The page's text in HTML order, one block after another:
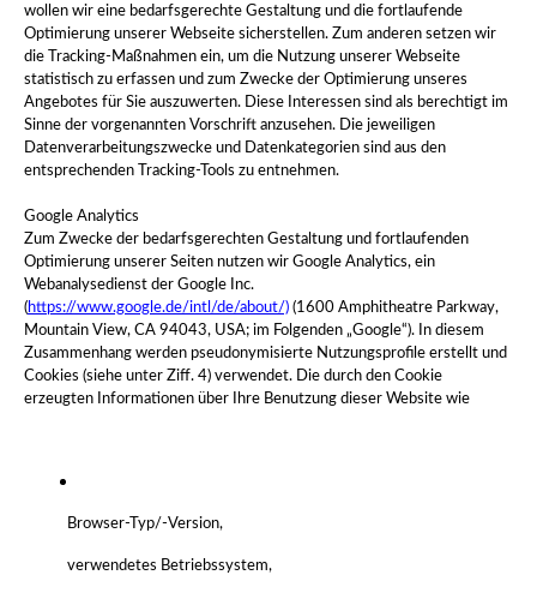
wollen wir eine bedarfsgerechte Gestaltung und die fortlaufende
Optimierung unserer Webseite sicherstellen. Zum anderen setzen wir
die Tracking-Maßnahmen ein, um die Nutzung unserer Webseite
statistisch zu erfassen und zum Zwecke der Optimierung unseres
Angebotes für Sie auszuwerten. Diese Interessen sind als berechtigt im
Sinne der vorgenannten Vorschrift anzusehen. Die jeweiligen
Datenverarbeitungszwecke und Datenkategorien sind aus den
entsprechenden Tracking-Tools zu entnehmen.
Google Analytics
Zum Zwecke der bedarfsgerechten Gestaltung und fortlaufenden
Optimierung unserer Seiten nutzen wir Google Analytics, ein
Webanalysedienst der Google Inc.
(https://www.google.de/intl/de/about/) (1600 Amphitheatre Parkway,
Mountain View, CA 94043, USA; im Folgenden „Google“). In diesem
Zusammenhang werden pseudonymisierte Nutzungsprofile erstellt und
Cookies (siehe unter Ziff. 4) verwendet. Die durch den Cookie
erzeugten Informationen über Ihre Benutzung dieser Website wie
Browser-Typ/-Version,
verwendetes Betriebssystem,